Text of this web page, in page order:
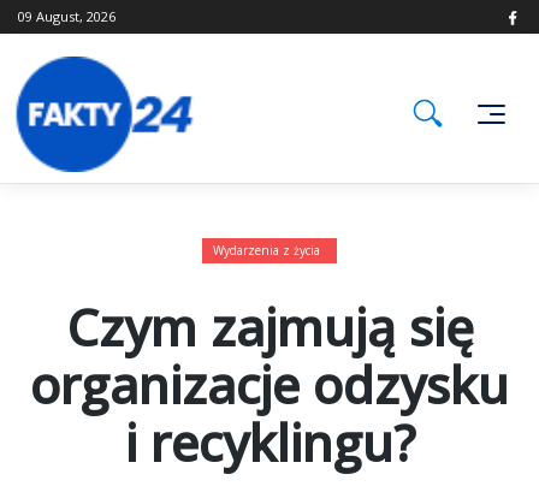
Skip
to
09 August, 2026
Wydarzenia z życia
Czym zajmują się
organizacje odzysku
i recyklingu?